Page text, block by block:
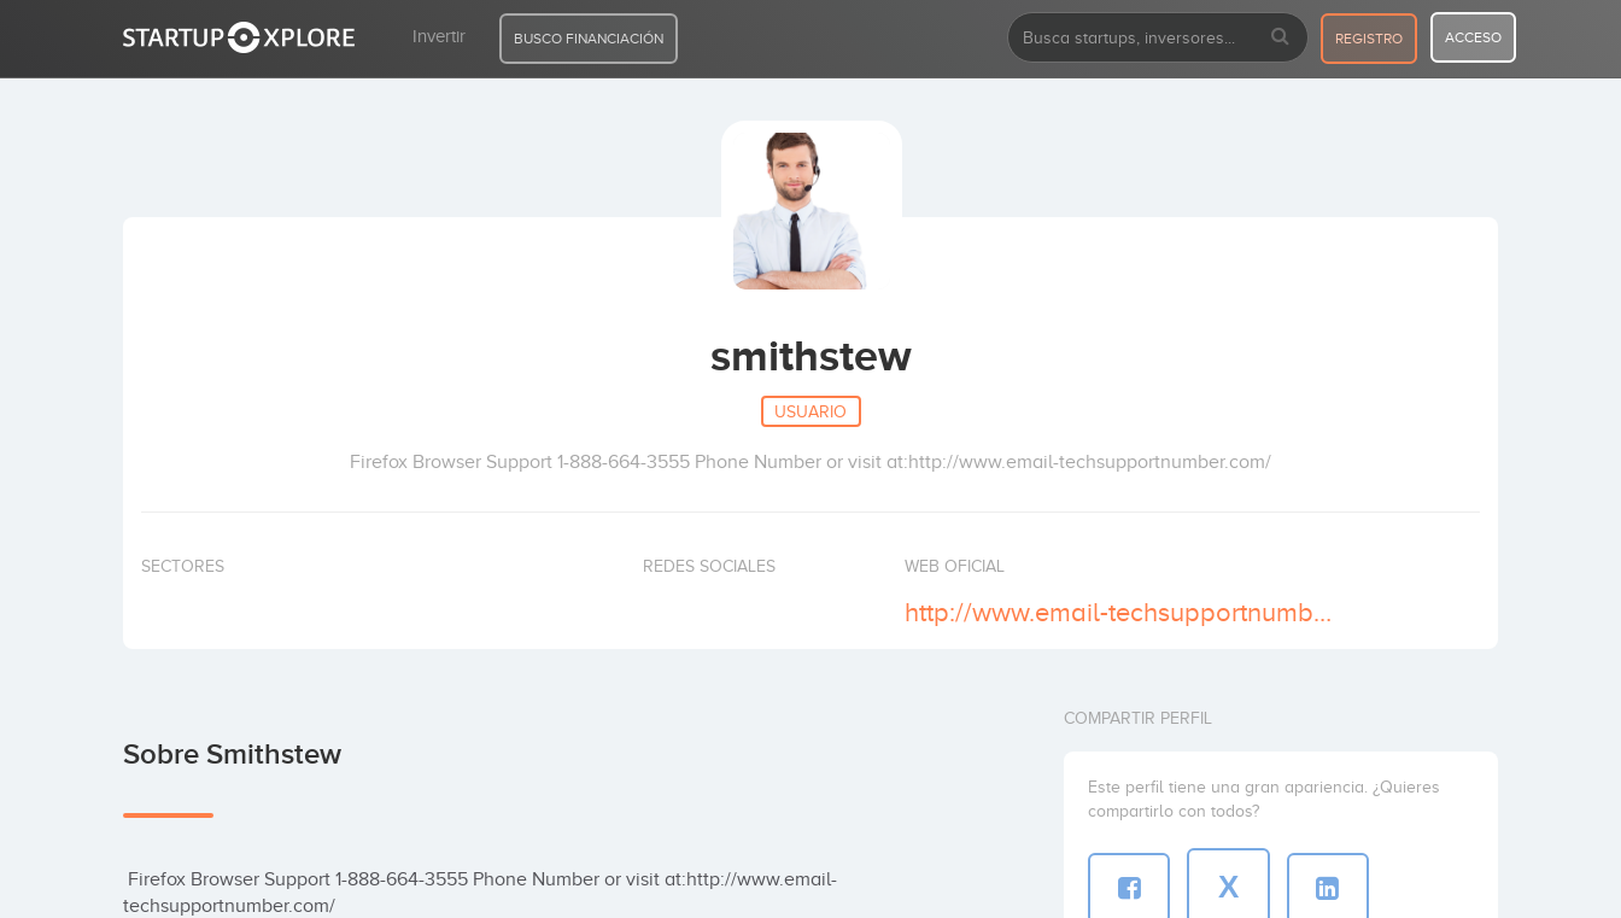
Invertir BUSCO FINANCIACIÓN REGISTRO ACCESO
smithstew
USUARIO
Firefox Browser Support 1-888-664-3555 Phone Number or visit at:http://www.email-techsupportnumber.com/
SECTORES REDES SOCIALES WEB OFICIAL
http://www.email-techsupportnumber.com/mozilla-firefox-online-technical-support/
Sobre Smithstew
techsupportnumber.com/
COMPARTIR PERFIL
Este perfil tiene una gran apariencia. ¿Quieres
compartirlo con todos?
X